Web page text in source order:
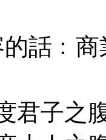
話﹕商
君子之